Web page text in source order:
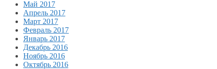
Май 2017
Апрель 2017
Март 2017
Февраль 2017
Январь 2017
Декабрь 2016
Ноябрь 2016
Октябрь 2016